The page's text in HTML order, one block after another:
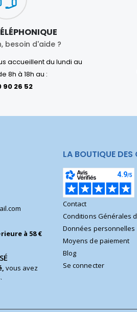
besoin d'aide ?
accueillent du lundi au
8h à 18h au :
90 26 52
à 58 €
vous avez
LA BOUTIQUE DES
Contact
Conditions Générales
Données personnelles
Moyens de paiement
Blog
Se connecter